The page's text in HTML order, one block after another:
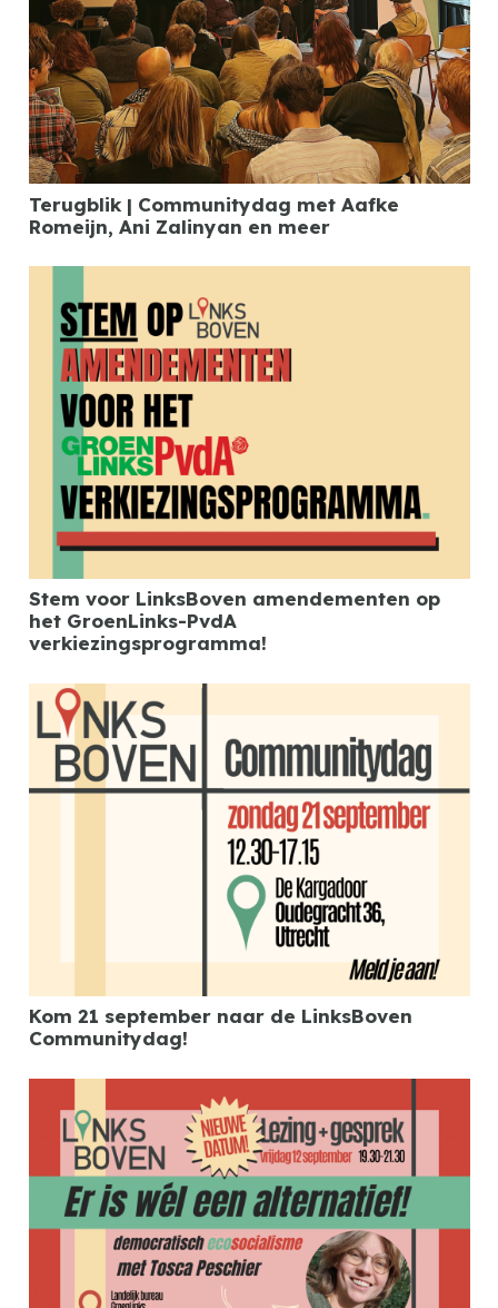
Terugblik | Communitydag met Aafke
Romeijn, Ani Zalinyan en meer
Stem voor LinksBoven amendementen op
het GroenLinks-PvdA
verkiezingsprogramma!
Kom 21 september naar de LinksBoven
Communitydag!